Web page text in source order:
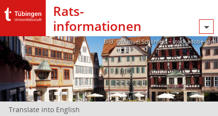
Rats­
informationen
Bild: @Manuel Schönfeld – stock.adobe.com
Translate into English